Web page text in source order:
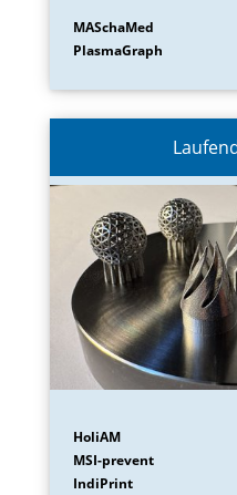
MASchaMed
PlasmaGraph
HoliAM
MSI-prevent
IndiPrint